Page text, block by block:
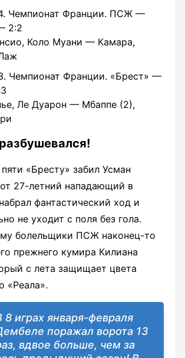
Чемпионат Франции. ПСЖ —
2:2
Коло Муани — Камара,
Чемпионат Франции. «Брест» —
Ле Дуарон — Мбаппе (2),
«Бресту» забил Усман
27-летний нападающий в
фантастический ход и
не уходит с поля без гола.
болельщики ПСЖ наконец-то
прежнего кумира Килиана
с лета защищает цвета
«Реала».
8 играх января-февраля
поражал ворота 13
вдвое больше, чем за